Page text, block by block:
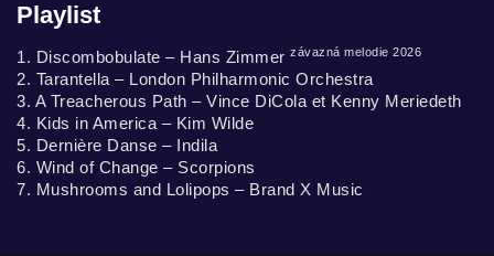
Playlist
1. Discombobulate – Hans Zimmer závazná melodie 2026
2. Tarantella – London Philharmonic Orchestra
3. A Treacherous Path – Vince DiCola et Kenny Meriedeth
4. Kids in America – Kim Wilde
5. Dernière Danse – Indila
6. Wind of Change – Scorpions
7. Mushrooms and Lolipops – Brand X Music